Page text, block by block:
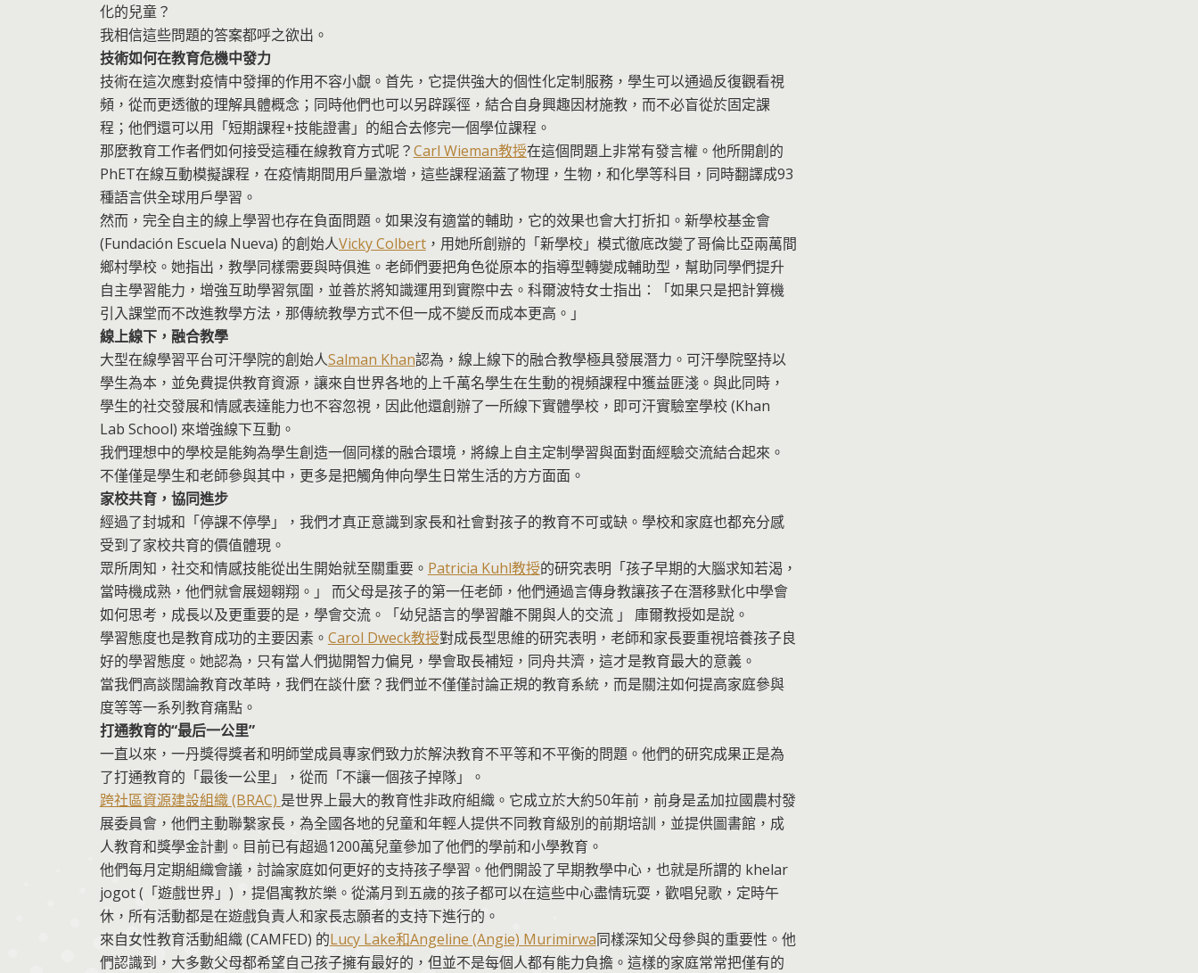
化的兒童？
我相信這些問題的答案都呼之欲出。
技術如何在教育危機中發力
技術在這次應對疫情中發揮的作用不容小覷。首先，它提供強大的個性化定制服務，學生可以通過反復觀看視
頻，從而更透徹的理解具體概念；同時他們也可以另辟蹊徑，結合自身興趣因材施教，而不必盲從於固定課
程；他們還可以用「短期課程+技能證書」的組合去修完一個學位課程。
那麼教育工作者們如何接受這種在線教育方式呢？Carl Wieman教授在這個問題上非常有發言權。他所開創的
PhET在線互動模擬課程，在疫情期間用戶量激增，這些課程涵蓋了物理，生物，和化學等科目，同時翻譯成93
種語言供全球用戶學習。
然而，完全自主的線上學習也存在負面問題。如果沒有適當的輔助，它的效果也會大打折扣。新學校基金會
(Fundación Escuela Nueva) 的創始人Vicky Colbert，用她所創辦的「新學校」模式徹底改變了哥倫比亞兩萬間
鄉村學校。她指出，教學同樣需要與時俱進。老師們要把角色從原本的指導型轉變成輔助型，幫助同學們提升
自主學習能力，增強互助學習氛圍，並善於將知識運用到實際中去。科爾波特女士指出：「如果只是把計算機
引入課堂而不改進教學方法，那傳統教學方式不但一成不變反而成本更高。」
線上線下，融合教學
大型在線學習平台可汗學院的創始人Salman Khan認為，線上線下的融合教學極具發展潛力。可汗學院堅持以
學生為本，並免費提供教育資源，讓來自世界各地的上千萬名學生在生動的視頻課程中獲益匪淺。與此同時，
學生的社交發展和情感表達能力也不容忽視，因此他還創辦了一所線下實體學校，即可汗實驗室學校 (Khan
Lab School) 來增強線下互動。
我們理想中的學校是能夠為學生創造一個同樣的融合環境，將線上自主定制學習與面對面經驗交流結合起來。
不僅僅是學生和老師參與其中，更多是把觸角伸向學生日常生活的方方面面。
家校共育，協同進步
經過了封城和「停課不停學」，我們才真正意識到家長和社會對孩子的教育不可或缺。學校和家庭也都充分感
受到了家校共育的價值體現。
眾所周知，社交和情感技能從出生開始就至關重要。 Patricia Kuhl教授的研究表明「孩子早期的大腦求知若渴，
當時機成熟，他們就會展翅翱翔。」 而父母是孩子的第一任老師，他們通過言傳身教讓孩子在潛移默化中學會
如何思考，成長以及更重要的是，學會交流。「幼兒語言的學習離不開與人的交流 」 庫爾教授如是說。
學習態度也是教育成功的主要因素。 Carol Dweck教授對成長型思維的研究表明，老師和家長要重視培養孩子良
好的學習態度。她認為，只有當人們拋開智力偏見，學會取長補短，同舟共濟，這才是教育最大的意義。
當我們高談闊論教育改革時，我們在談什麼？我們並不僅僅討論正規的教育系統，而是關注如何提高家庭參與
度等等一系列教育痛點。
打通教育的“最后一公里”
一直以來，一丹獎得獎者和明師堂成員專家們致力於解決教育不平等和不平衡的問題。他們的研究成果正是為
了打通教育的「最後一公里」，從而「不讓一個孩子掉隊」。
跨社區資源建設組織 (BRAC) 是世界上最大的教育性非政府組織。它成立於大約50年前，前身是孟加拉國農村發
展委員會，他們主動聯繫家長，為全國各地的兒童和年輕人提供不同教育級別的前期培訓，並提供圖書館，成
人教育和獎學金計劃。目前已有超過1200萬兒童參加了他們的學前和小學教育。
他們每月定期組織會議，討論家庭如何更好的支持孩子學習。他們開設了早期教學中心，也就是所謂的 khelar
jogot (「遊戲世界」) ，提倡寓教於樂。從滿月到五歲的孩子都可以在這些中心盡情玩耍，歡唱兒歌，定時午
休，所有活動都是在遊戲負責人和家長志願者的支持下進行的。
來自女性教育活動組織 (CAMFED) 的Lucy Lake和Angeline (Angie) Murimirwa同樣深知父母參與的重要性。他
們認識到，大多數父母都希望自己孩子擁有最好的，但並不是每個人都有能力負擔。這樣的家庭常常把僅有的